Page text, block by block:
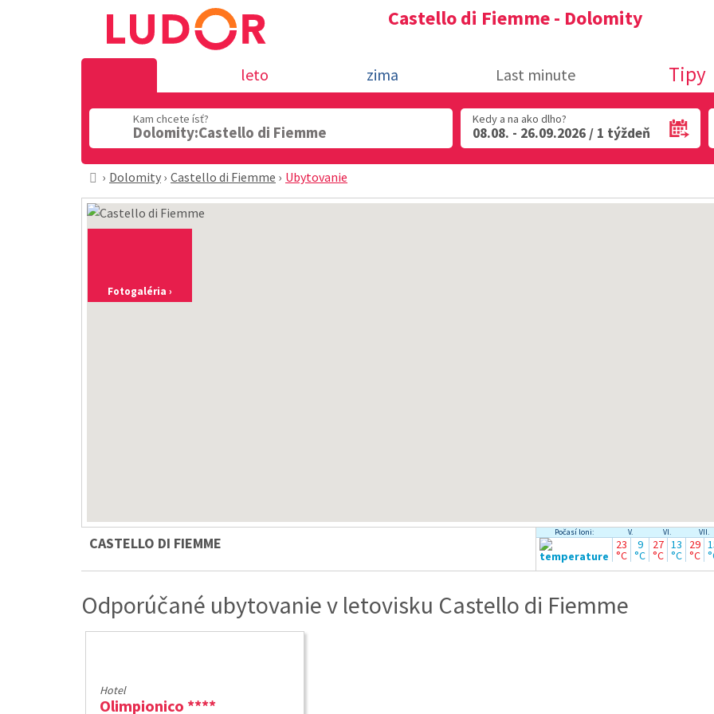
Fotogaléria ›
Castello di Fiemme - Dolomity
leto zima Last minute Tipy
Kam chcete ísť?
Dolomity:Castello di Fiemme
Kedy a na ako dlho?
08.08. - 26.09.2026 / 1 týždeň
Dolomity Castello di Fiemme Ubytovanie
CASTELLO DI FIEMME
Počasí loni: V. VI. VII.
23
°C
9
°C
27
°C
13
°C
29
°C
Odporúčané ubytovanie v letovisku Castello di Fiemme
Hotel
Olimpionico ****